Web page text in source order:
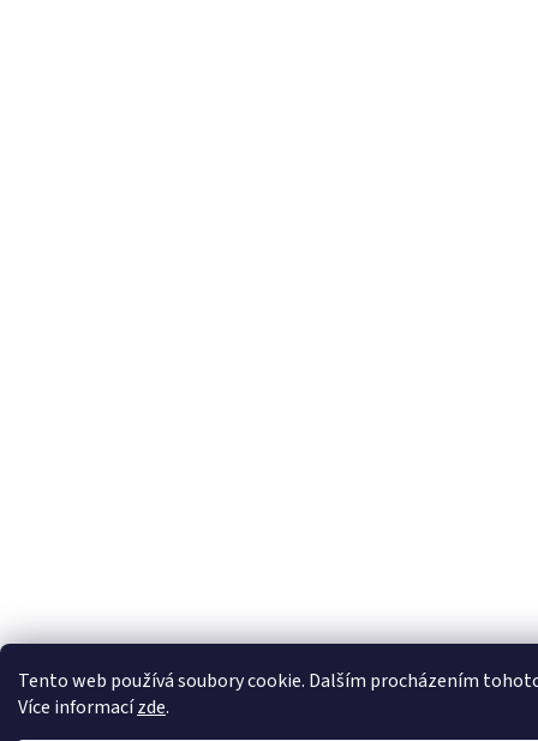
Tento web používá soubory cookie. Dalším procházením
Více informacízde.